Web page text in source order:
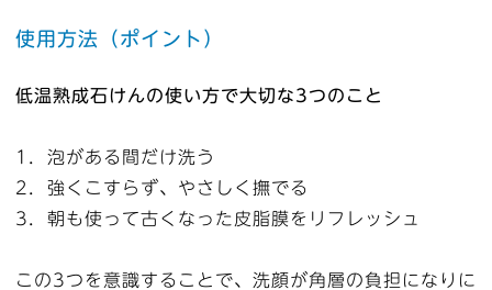
使用方法（ポイント）
低温熟成石けんの使い方で大切な3つのこと
1．泡がある間だけ洗う
2．強くこすらず、やさしく撫でる
3．朝も使って古くなった皮脂膜をリフレッシュ
この3つを意識することで、洗顔が角層の負担になりに